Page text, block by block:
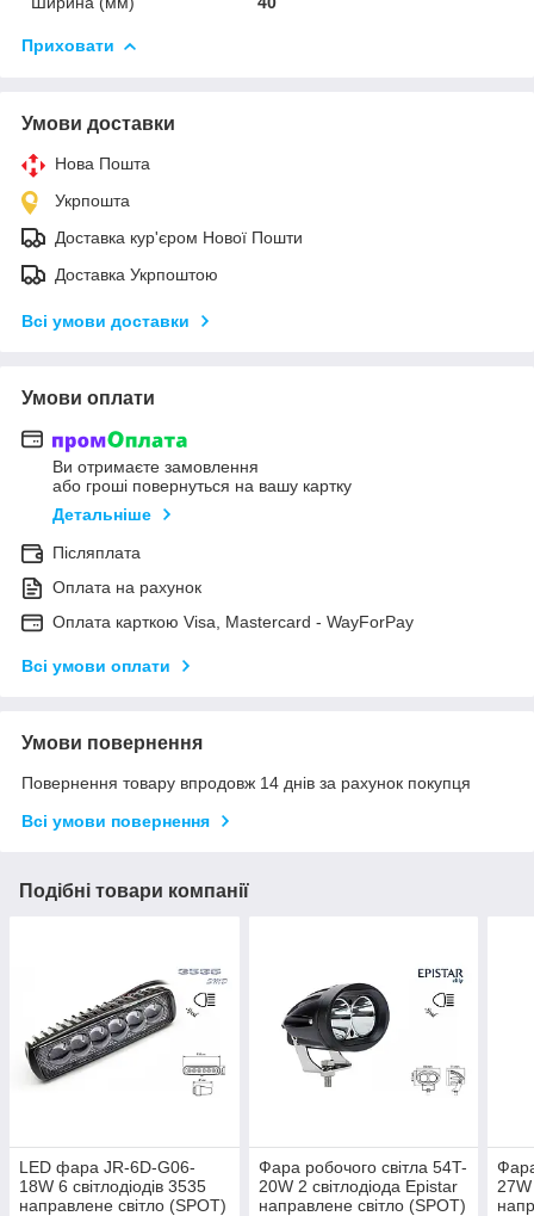
Приховати
Умови доставки
Нова Пошта
Укрпошта
Доставка кур'єром Нової Пошти
Доставка Укрпоштою
Всі умови доставки
Умови оплати
Ви отримаєте замовлення
або гроші повернуться на вашу картку
Детальніше
Післяплата
Оплата на рахунок
Оплата карткою Visa, Mastercard - WayForPay
Всі умови оплати
Умови повернення
Повернення товару впродовж 14 днів за рахунок покупця
Всі умови повернення
Подібні товари компанії
LED фара JR-6D-G06-
18W 6 світлодіодів 3535
направлене світло (SPOT)
Фара робочого світла 54T-
20W 2 світлодіода Epistar
направлене світло (SPOT)
27W